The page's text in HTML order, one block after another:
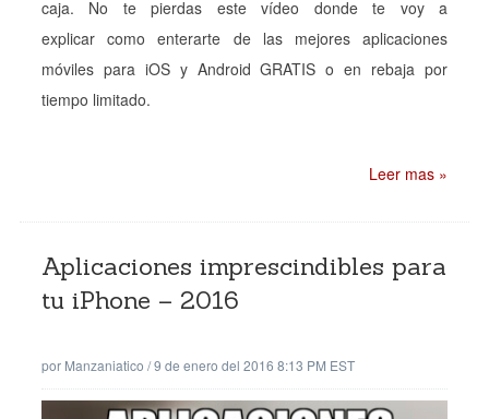
caja. No te pierdas este vídeo donde te voy a
explicar como enterarte de las mejores aplicaciones
móviles para iOS y Android GRATIS o en rebaja por
tiempo limitado.
Leer mas »
Aplicaciones imprescindibles para
tu iPhone – 2016
por Manzaniatico /9 de enero del 2016 8:13 PM EST